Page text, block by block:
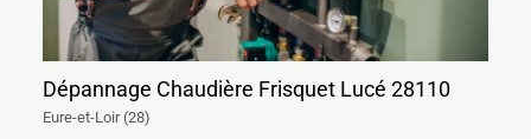
Dépannage Chaudière Frisquet Lucé 28110
Eure-et-Loir (28)